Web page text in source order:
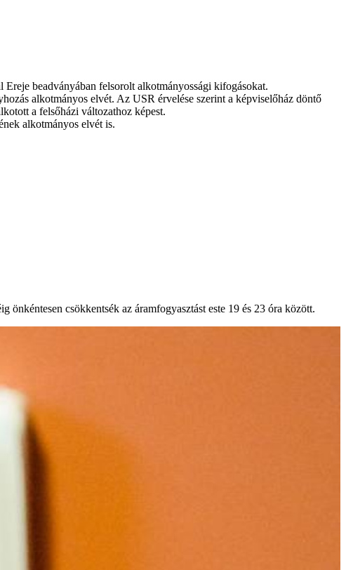
beadványában felsorolt alkotmányossági kifogásokat.
alkotmányos elvét. Az USR érvelése szerint a képviselőház döntő
a felsőházi változathoz képest.
alkotmányos elvét is.
csökkentsék az áramfogyasztást este 19 és 23 óra között.